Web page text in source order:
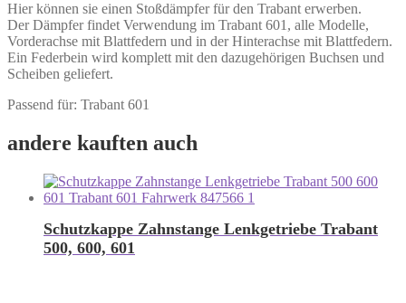
Hier können sie einen Stoßdämpfer für den Trabant erwerben.
Der Dämpfer findet Verwendung im Trabant 601, alle Modelle,
Vorderachse mit Blattfedern und in der Hinterachse mit Blattfedern.
Ein Federbein wird komplett mit den dazugehörigen Buchsen und
Scheiben geliefert.
Passend für: Trabant 601
andere kauften auch
Schutzkappe Zahnstange Lenkgetriebe Trabant
500, 600, 601